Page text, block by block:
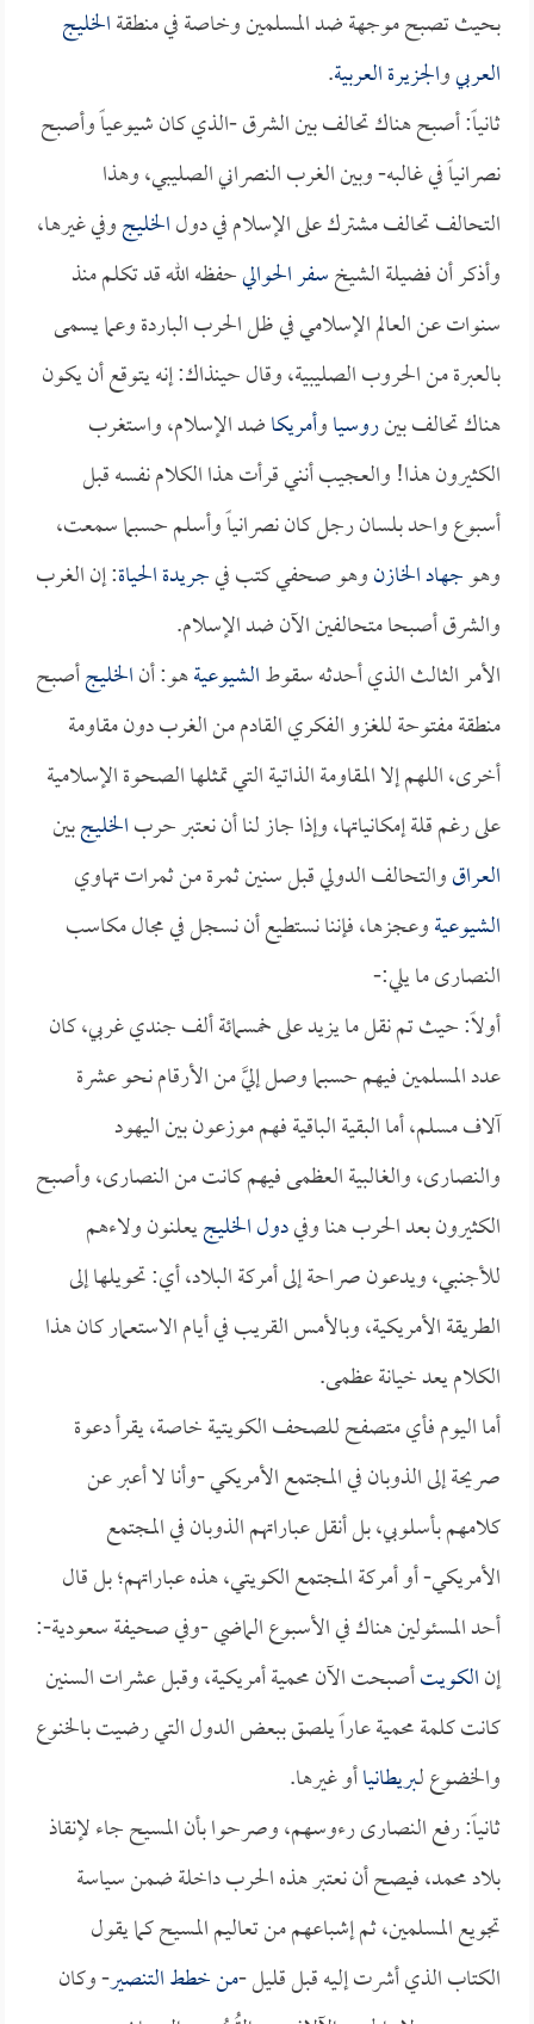
بحيث تصبح موجهة ضد المسلمين وخاصة في منطقةالخليج
العربيوالجزيرة العربية.
ثانياً: أصبح هناك تحالف بين الشرق -الذي كان شيوعياً وأصبح
نصرانياً في غالبه- وبين الغرب النصراني الصليبي، وهذا
التحالف تحالف مشترك على الإسلام في دولالخليجوفي غيرها،
وأذكر أن فضيلة الشيخسفر الحواليحفظه الله قد تكلم منذ
سنوات عن العالم الإسلامي في ظل الحرب الباردة وعما يسمى
بالعبرة من الحروب الصليبية، وقال حينذاك: إنه يتوقع أن يكون
هناك تحالف بينروسياوأمريكاضد الإسلام، واستغرب
الكثيرون هذا! والعجيب أنني قرأت هذا الكلام نفسه قبل
أسبوع واحد بلسان رجل كان نصرانياً وأسلم حسبما سمعت،
وهوجهاد الخازنوهو صحفي كتب فيجريدة الحياة: إن الغرب
والشرق أصبحا متحالفين الآن ضد الإسلام.
الأمر الثالث الذي أحدثه سقوطالشيوعيةهو: أنالخليجأصبح
منطقة مفتوحة للغزو الفكري القادم من الغرب دون مقاومة
أخرى، اللهم إلا المقاومة الذاتية التي تمثلها الصحوة الإسلامية
على رغم قلة إمكانياتها، وإذا جاز لنا أن نعتبر حربالخليجبين
العراقوالتحالف الدولي قبل سنين ثمرة من ثمرات تهاوي
الشيوعيةوعجزها، فإننا نستطيع أن نسجل في مجال مكاسب
النصارى ما يلي:-
أولاً: حيث تم نقل ما يزيد على خمسمائة ألف جندي غربي، كان
عدد المسلمين فيهم حسبما وصل إليَّ من الأرقام نحو عشرة
آلاف مسلم، أما البقية الباقية فهم موزعون بين اليهود
والنصارى، والغالبية العظمى فيهم كانت من النصارى، وأصبح
الكثيرون بعد الحرب هنا وفيدول الخليجيعلنون ولاءهم
للأجنبي، ويدعون صراحة إلى أمركة البلاد، أي: تحويلها إلى
الطريقة الأمريكية، وبالأمس القريب في أيام الاستعمار كان هذا
الكلام يعد خيانة عظمى.
أما اليوم فأي متصفح للصحف الكويتية خاصة، يقرأ دعوة
صريحة إلى الذوبان في المجتمع الأمريكي -وأنا لا أعبر عن
كلامهم بأسلوبي، بل أنقل عباراتهم الذوبان في المجتمع
الأمريكي- أو أمركة المجتمع الكويتي، هذه عباراتهم؛ بل قال
أحد المسئولين هناك في الأسبوع الماضي -وفي صحيفة سعودية-:
إنالكويتأصبحت الآن محمية أمريكية، وقبل عشرات السنين
كانت كلمة محمية عاراً يلصق ببعض الدول التي رضيت بالخنوع
والخضوع لـبريطانياأو غيرها.
ثانياً: رفع النصارى رءوسهم، وصرحوا بأن المسيح جاء لإنقاذ
بلاد محمد، فيصح أن نعتبر هذه الحرب داخلة ضمن سياسة
تجويع المسلمين، ثم إشباعهم من تعاليم المسيح كما يقول
الكتاب الذي أشرت إليه قبل قليل -من خطط التنصير- وكان